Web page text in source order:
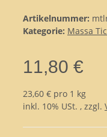
Artikelnummer:
Kategorie: Massa
11,80 €
23,60 € pro 1 kg
inkl. 10% USt. , zzgl.